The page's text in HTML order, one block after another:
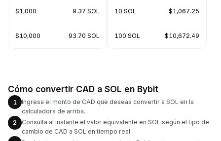
$1,000 9.37 SOL
$10,000 93.70 SOL
10 SOL $1,067.25
100 SOL $10,672.49
Cómo convertir CAD a SOL en Bybit
1
Ingresa el monto de CAD que deseas convertir a SOL en la
calculadora de arriba.
2
Consulta al instante el valor equivalente en SOL según el tipo de
cambio de CAD a SOL en tiempo real.